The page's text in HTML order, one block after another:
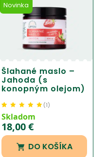
Novinka
Šlahané maslo –
Jahoda (s
konopným olejom)
Hodnotenie
5 na základe
1
zákazníckej
recenzie
(1)
Skladom
18,00€
DO KOŠÍKA